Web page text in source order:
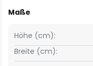
Maße
Breite (cm):
Höhe (cm):